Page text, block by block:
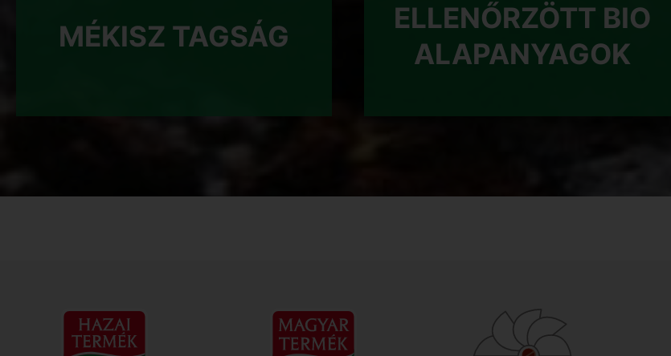
MÉKISZ TAGSÁG
ELLENŐRZÖTT BIO
ALAPANYAGOK